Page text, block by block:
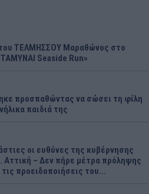
ΤΕΛΜΗΣΣΟΥ Μαραθώνος στο
Seaside Run»
προσπαθώντας να σώσει τη φίλη
παιδιά της
οι ευθύνες της κυβέρνησης
Αττική – Δεν πήρε μέτρα πρόληψης
προειδοποιήσεις του...